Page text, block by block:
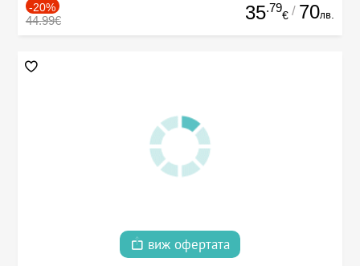
-20%
44.99€ 35.79
€ / 70лв.
виж офертата